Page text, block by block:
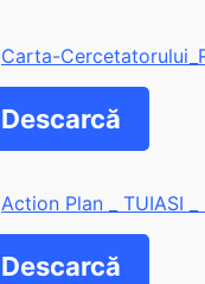
Carta-
Descarcă
Action Plan _ TUIASI _
Descarcă